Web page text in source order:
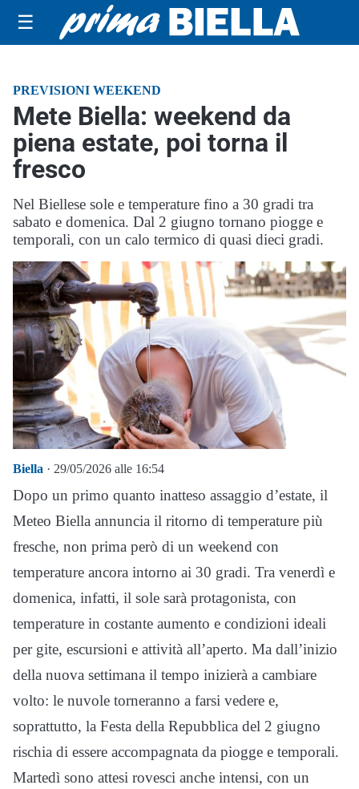
☰
PREVISIONI WEEKEND
Mete Biella: weekend da
piena estate, poi torna il
fresco
Nel Biellese sole e temperature fino a 30 gradi tra
sabato e domenica. Dal 2 giugno tornano piogge e
temporali, con un calo termico di quasi dieci gradi.
Biella · 29/05/2026 alle 16:54
Dopo un primo quanto inatteso assaggio d’estate, il
Meteo Biella annuncia il ritorno di temperature più
fresche, non prima però di un weekend con
temperature ancora intorno ai 30 gradi. Tra venerdì e
domenica, infatti, il sole sarà protagonista, con
temperature in costante aumento e condizioni ideali
per gite, escursioni e attività all’aperto. Ma dall’inizio
della nuova settimana il tempo inizierà a cambiare
volto: le nuvole torneranno a farsi vedere e,
soprattutto, la Festa della Repubblica del 2 giugno
rischia di essere accompagnata da piogge e temporali.
Martedì sono attesi rovesci anche intensi, con un